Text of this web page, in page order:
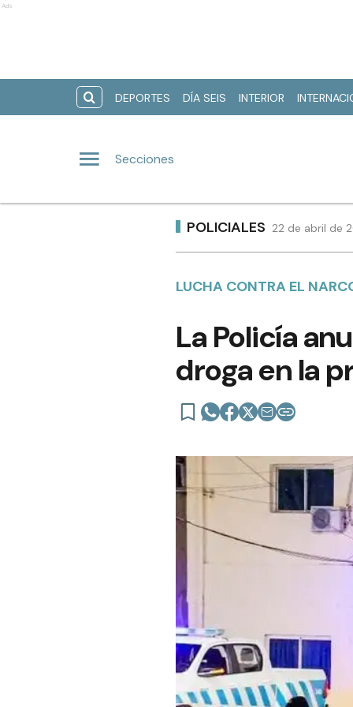
Ads
DEPORTES DÍA SEIS INTERIOR
Secciones
POLICIALES 22 de abril de
LUCHA CONTRA EL
La Policía
droga en la